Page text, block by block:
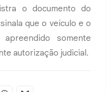
o documento do
que o veículo e o
somente
autorização judicial.